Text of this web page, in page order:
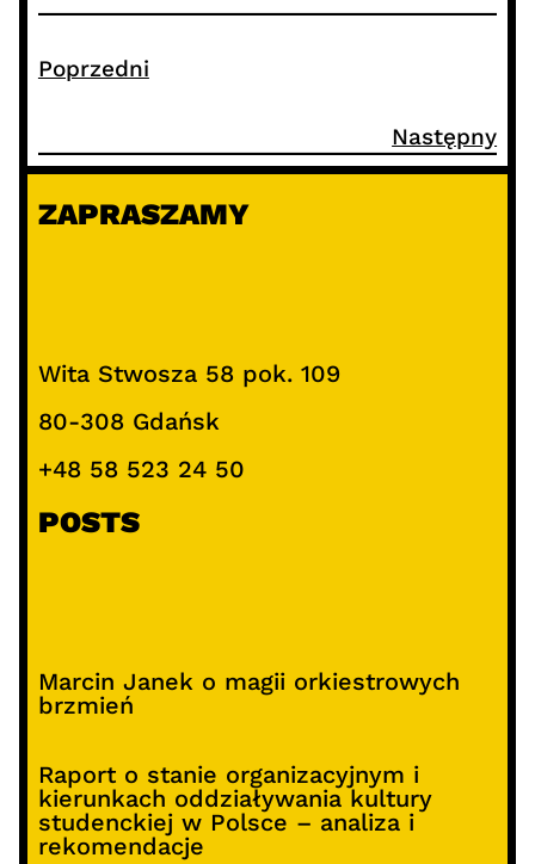
Poprzedni
Następny
ZAPRASZAMY
Wita Stwosza 58 pok. 109
80-308 Gdańsk
+48 58 523 24 50
POSTS
Marcin Janek o magii orkiestrowych
brzmień
Raport o stanie organizacyjnym i
kierunkach oddziaływania kultury
studenckiej w Polsce – analiza i
rekomendacje